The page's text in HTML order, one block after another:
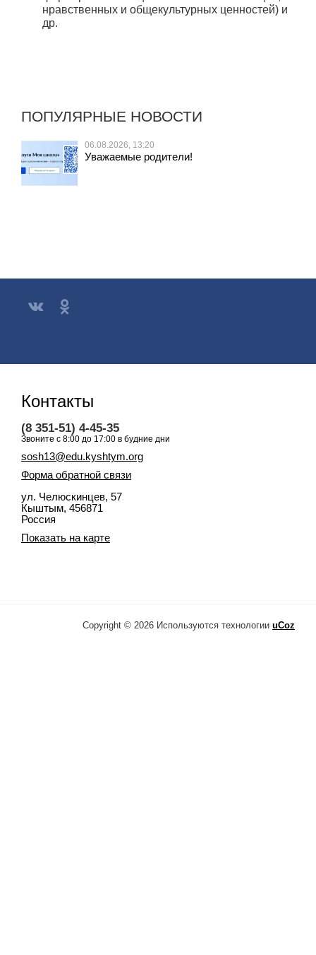
нравственных и общекультурных ценностей) и
др.
ПОПУЛЯРНЫЕ НОВОСТИ
06.08.2026, 13:20
Уважаемые родители!
Контакты
(8 351-51) 4-45-35
Звоните с 8:00 до 17:00 в будние дни
sosh13@edu.kyshtym.org
Форма обратной связи
ул. Челюскинцев, 57
Кыштым, 456871
Россия
Показать на карте
Copyright © 2026 Используются технологии uCoz